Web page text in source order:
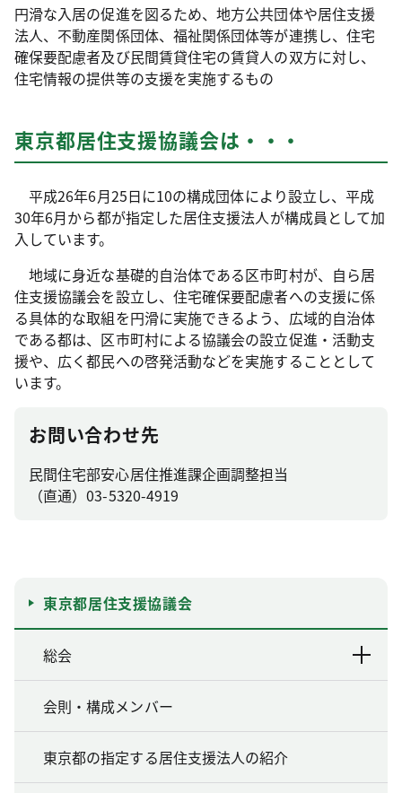
円滑な入居の促進を図るため、地方公共団体や居住支援
法人、不動産関係団体、福祉関係団体等が連携し、住宅
確保要配慮者及び民間賃貸住宅の賃貸人の双方に対し、
住宅情報の提供等の支援を実施するもの
東京都居住支援協議会は・・・
平成26年6月25日に10の構成団体により設立し、平成
30年6月から都が指定した居住支援法人が構成員として加
入しています。
地域に身近な基礎的自治体である区市町村が、自ら居
住支援協議会を設立し、住宅確保要配慮者への支援に係
る具体的な取組を円滑に実施できるよう、広域的自治体
である都は、区市町村による協議会の設立促進・活動支
援や、広く都民への啓発活動などを実施することとして
います。
お問い合わせ先
民間住宅部安心居住推進課企画調整担当
（直通）03-5320-4919
東京都居住支援協議会
総会
会則・構成メンバー
東京都の指定する居住支援法人の紹介